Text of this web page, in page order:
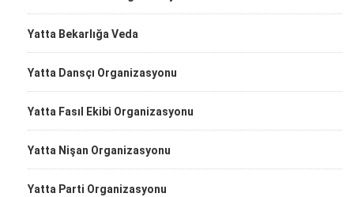
Yatta Bekarlığa Veda
Yatta Dansçı Organizasyonu
Yatta Fasıl Ekibi Organizasyonu
Yatta Nişan Organizasyonu
Yatta Parti Organizasyonu